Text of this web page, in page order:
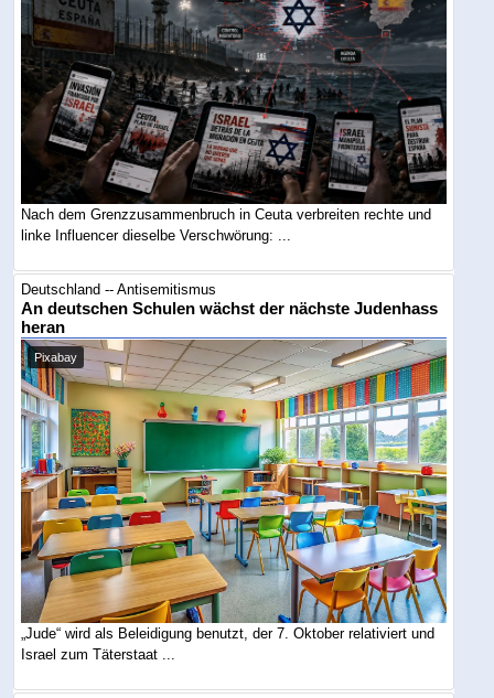
Nach dem Grenzzusammenbruch in Ceuta verbreiten rechte und
linke Influencer dieselbe Verschwörung: ...
Deutschland -- Antisemitismus
An deutschen Schulen wächst der nächste Judenhass
heran
Pixabay
„Jude“ wird als Beleidigung benutzt, der 7. Oktober relativiert und
Israel zum Täterstaat ...